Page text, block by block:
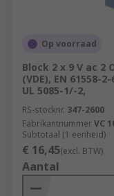
Op voorraad
Block 2 x 9 V ac 2
(VDE), EN 61558-
UL 5085-1/-2,
RS-stocknr. 347-2600
FabrikantnummerVC
Subtotaal (1 eenheid)
€ 16,45(excl. BTW)
Aantal